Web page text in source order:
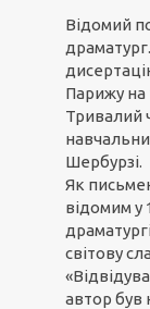
Відомий
Парижу на
Тривалий
Шербурзі.
Як
відомим у
світову
автор був